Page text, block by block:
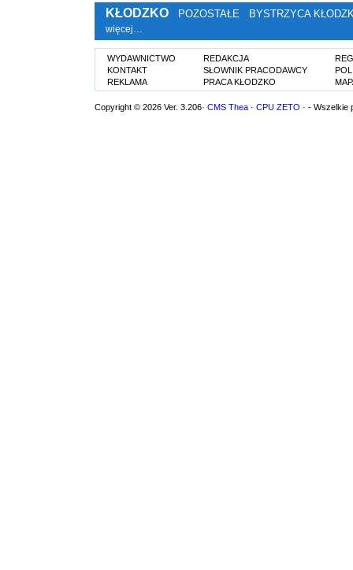
KŁODZKO POZOSTAŁE BYSTRZYCA
więcej…
WYDAWNICTWO
KONTAKT
REKLAMA
REDAKCJA
SŁOWNIK PRACODAWCY
PRACA KŁODZKO
Copyright © 2026 Ver. 3.206· CMS Thea · CPU ZETO · - Wszelkie